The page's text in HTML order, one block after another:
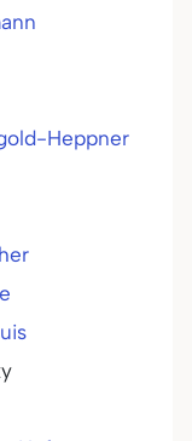
Heppner